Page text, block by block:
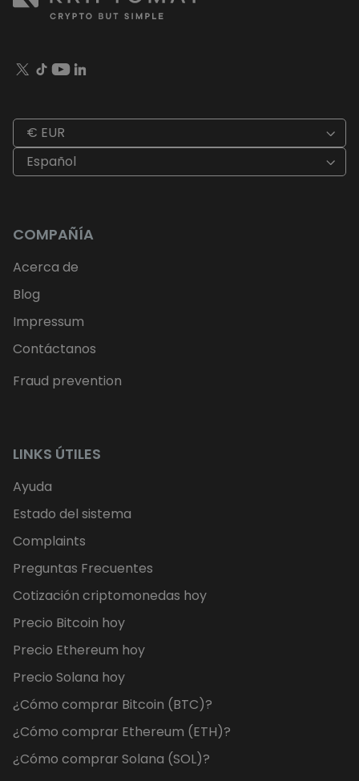
€ EUR
Español
COMPAÑÍA
Acerca de
Blog
Impressum
Contáctanos
Fraud prevention
LINKS ÚTILES
Ayuda
Estado del sistema
Complaints
Preguntas Frecuentes
Cotización criptomonedas hoy
Precio Bitcoin hoy
Precio Ethereum hoy
Precio Solana hoy
¿Cómo comprar Bitcoin (BTC)?
¿Cómo comprar Ethereum (ETH)?
¿Cómo comprar Solana (SOL)?